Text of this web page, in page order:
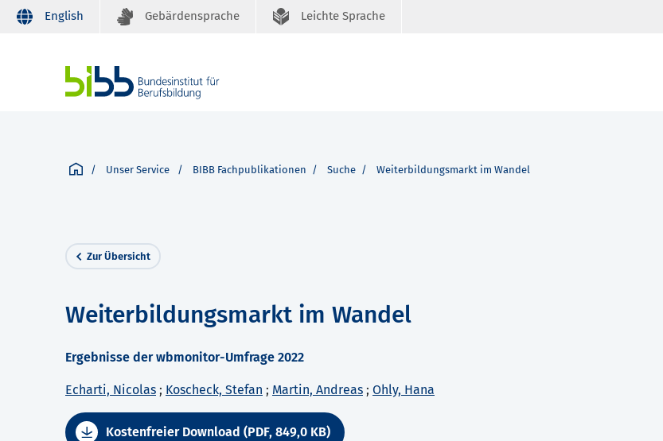
English Gebärdensprache Leichte Sprache
Unser Service BIBB Fachpublikationen Suche Weiterbildungsmarkt im Wandel
Zur Übersicht
Weiterbildungsmarkt im Wandel
Ergebnisse der wbmonitor-Umfrage 2022
Echarti, Nicolas ; Koscheck, Stefan ; Martin, Andreas ; Ohly, Hana
Kostenfreier Download (PDF, 849,0 KB)